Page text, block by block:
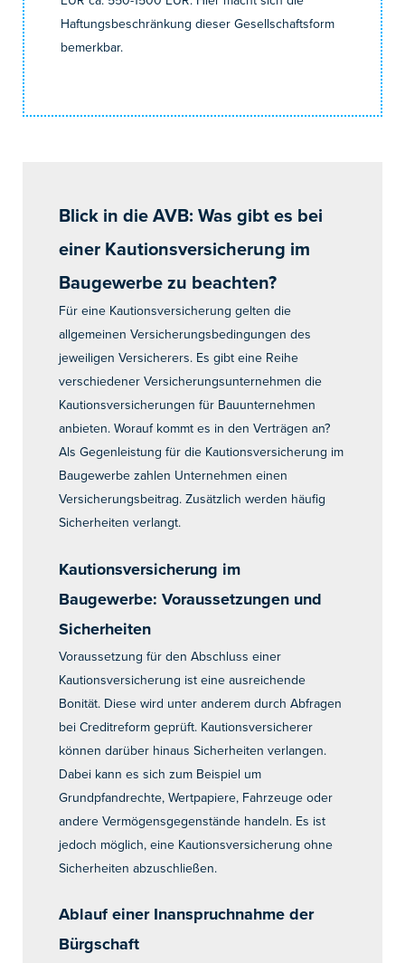
Haftungsbeschränkung dieser Gesellschaftsform
bemerkbar.
Blick in die AVB: Was gibt es bei
einer Kautionsversicherung im
Baugewerbe zu beachten?
Für eine Kautionsversicherung gelten die
allgemeinen Versicherungsbedingungen des
jeweiligen Versicherers. Es gibt eine Reihe
verschiedener Versicherungsunternehmen die
Kautionsversicherungen für Bauunternehmen
anbieten. Worauf kommt es in den Verträgen an?
Als Gegenleistung für die Kautionsversicherung im
Baugewerbe zahlen Unternehmen einen
Versicherungsbeitrag. Zusätzlich werden häufig
Sicherheiten verlangt.
Kautionsversicherung im
Baugewerbe: Voraussetzungen und
Sicherheiten
Voraussetzung für den Abschluss einer
Kautionsversicherung ist eine ausreichende
Bonität. Diese wird unter anderem durch Abfragen
bei Creditreform geprüft. Kautionsversicherer
können darüber hinaus Sicherheiten verlangen.
Dabei kann es sich zum Beispiel um
Grundpfandrechte, Wertpapiere, Fahrzeuge oder
andere Vermögensgegenstände handeln. Es ist
jedoch möglich, eine Kautionsversicherung ohne
Sicherheiten abzuschließen.
Ablauf einer Inanspruchnahme der
Bürgschaft